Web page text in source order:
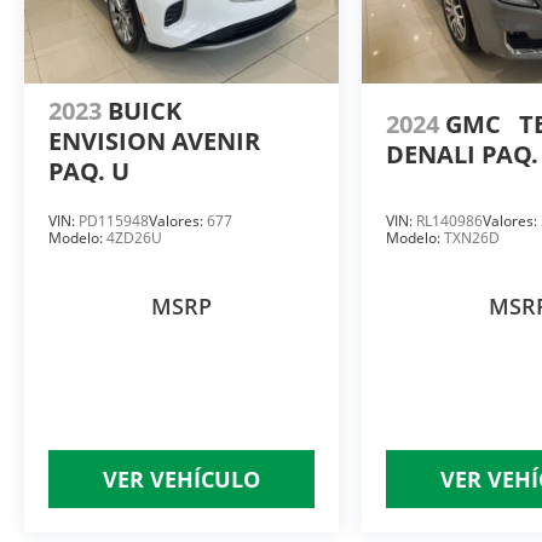
2023 BUICK
ENVISION AVENIR
PAQ. U
VIN: PD115948Valores:677
Modelo:4ZD26U
MSRP
VER VEHÍCULO
2024 GMC
DENALI
VIN: RL140986Valores:
Modelo:TXN26D
VER